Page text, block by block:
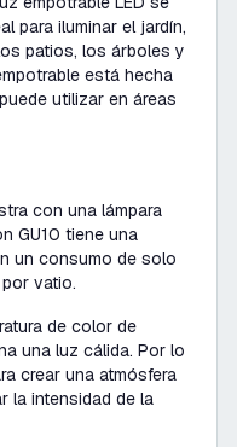
para iluminar el jardín,
patios, los árboles y
está hecha
utilizar en áreas
con una lámpara
GU10 tiene una
un consumo de solo
vatio.
de color de
una luz cálida. Por lo
crear una atmósfera
la intensidad de la